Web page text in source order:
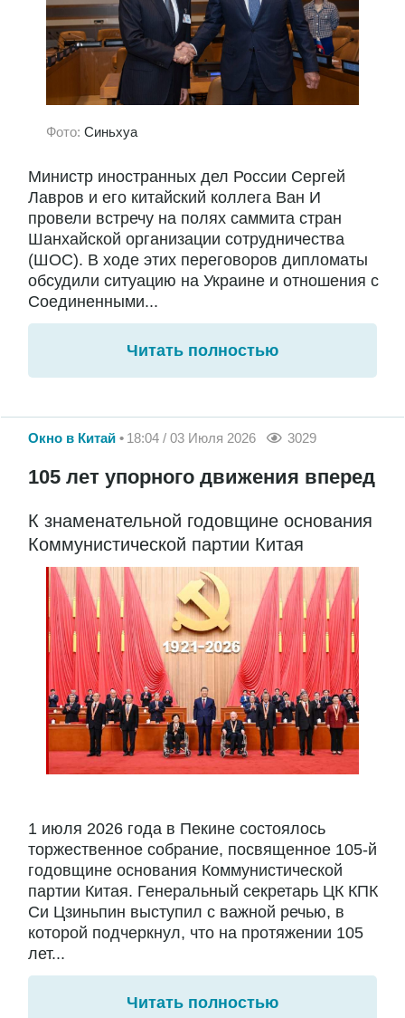
Фото: Синьхуа
Министр иностранных дел России Сергей
Лавров и его китайский коллега Ван И
провели встречу на полях саммита стран
Шанхайской организации сотрудничества
(ШОС). В ходе этих переговоров дипломаты
обсудили ситуацию на Украине и отношения с
Соединенными...
Читать полностью
Окно в Китай 18:04 / 03 Июля 2026 3029
105 лет упорного движения вперед
К знаменательной годовщине основания
Коммунистической партии Китая
1 июля 2026 года в Пекине состоялось
торжественное собрание, посвященное 105-й
годовщине основания Коммунистической
партии Китая. Генеральный секретарь ЦК КПК
Си Цзиньпин выступил с важной речью, в
которой подчеркнул, что на протяжении 105
лет...
Читать полностью